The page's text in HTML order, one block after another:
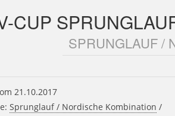
CUP
SPRUNGLAUF /
21.10.2017
Sprunglauf / Nordische Kombination /